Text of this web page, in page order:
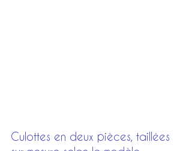
Culottes en deux pièces, taillées